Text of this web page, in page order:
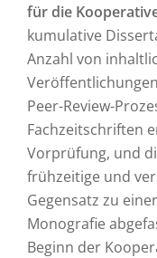
für die
kumulative
Anzahl von
Peer-Review-
Fachzeitschriften
Vorprüfung, und
frühzeitige und
Gegensatz zu
Monografie
Beginn der